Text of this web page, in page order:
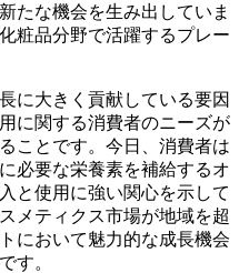
たな機会を生み出していま
粧品分野で活躍するプレー
に大きく貢献している要因
に関する消費者のニーズが
ことです。今日、消費者は
必要な栄養素を補給するオ
と使用に強い関心を示して
メティクス市場が地域を超
において魅力的な成長機会
す。